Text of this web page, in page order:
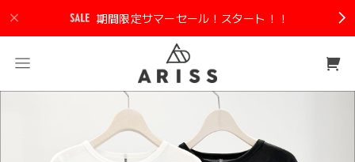
期間限定サマーセール！スタート！！